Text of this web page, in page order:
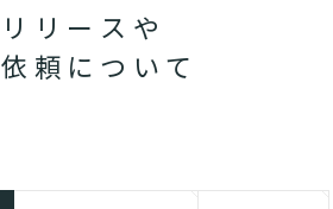
リ リ ー ス や
依 頼 に つ い て